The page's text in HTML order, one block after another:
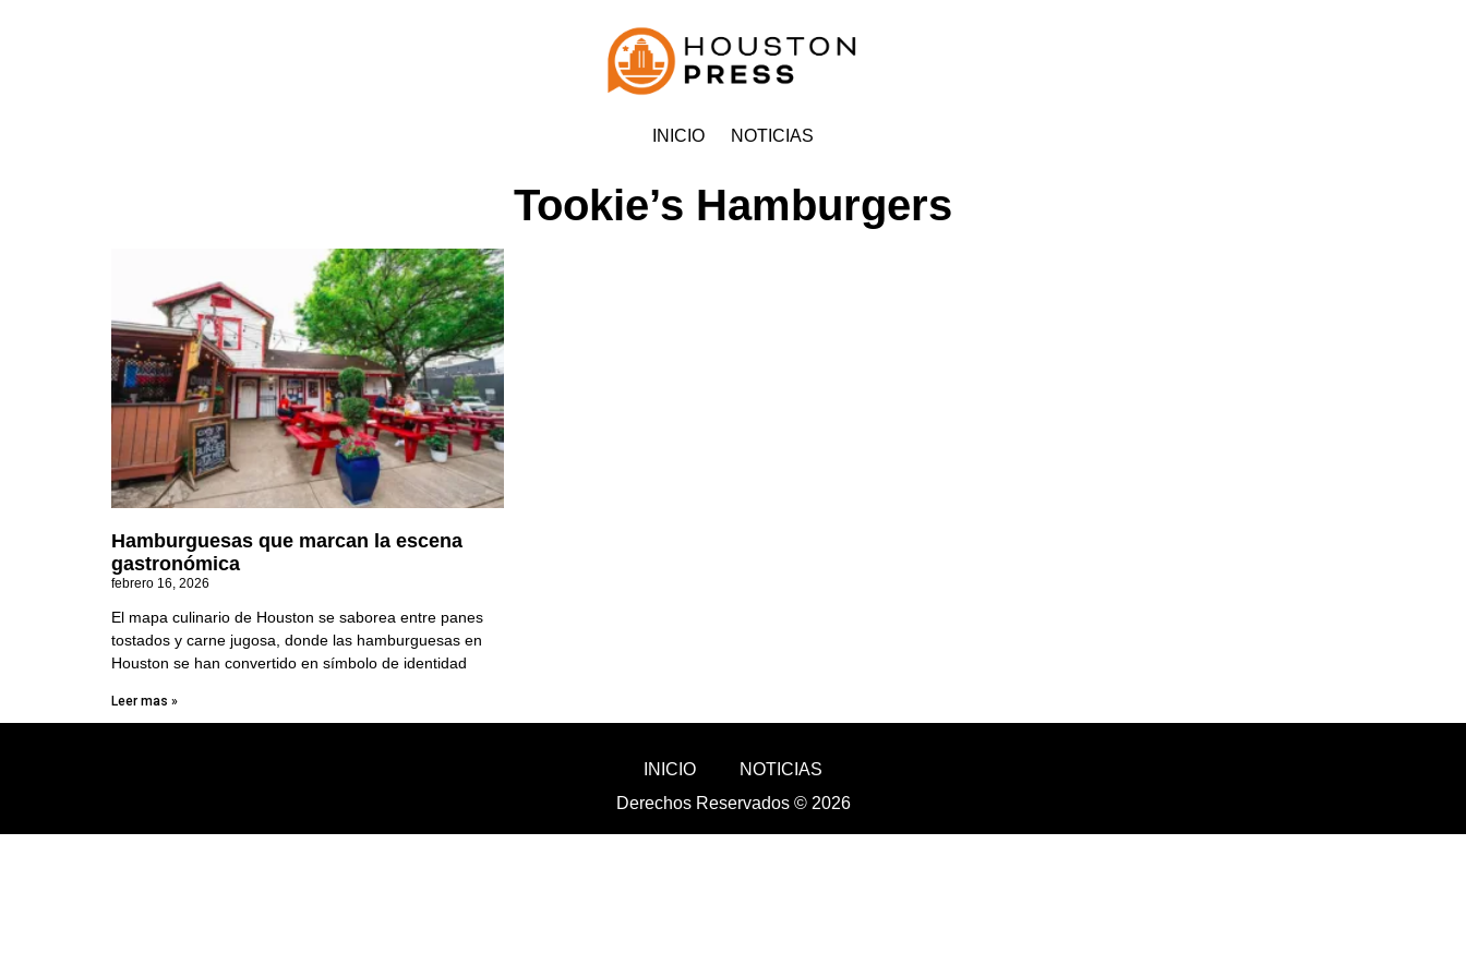
INICIO NOTICIAS
Tookie’s Hamburgers
Hamburguesas que marcan la escena
gastronómica
febrero 16, 2026
El mapa culinario de Houston se saborea entre panes
tostados y carne jugosa, donde las hamburguesas en
Houston se han convertido en símbolo de identidad
Leer mas »
INICIO
NOTICIAS
Derechos Reservados © 2026